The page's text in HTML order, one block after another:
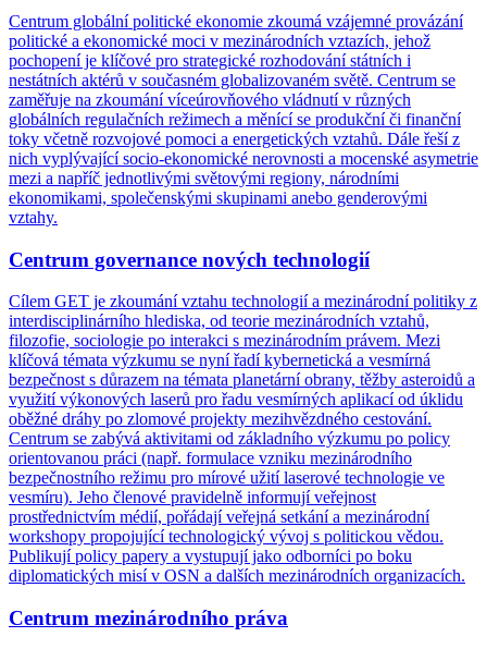
Centrum globální politické ekonomie zkoumá vzájemné provázání
politické a ekonomické moci v mezinárodních vztazích, jehož
pochopení je klíčové pro strategické rozhodování státních i
nestátních aktérů v současném globalizovaném světě. Centrum se
zaměřuje na zkoumání víceúrovňového vládnutí v různých
globálních regulačních režimech a měnící se produkční či finanční
toky včetně rozvojové pomoci a energetických vztahů. Dále řeší z
nich vyplývající socio-ekonomické nerovnosti a mocenské asymetrie
mezi a napříč jednotlivými světovými regiony, národními
ekonomikami, společenskými skupinami anebo genderovými
vztahy.
Centrum governance nových technologií
Cílem GET je zkoumání vztahu technologií a mezinárodní politiky z
interdisciplinárního hlediska, od teorie mezinárodních vztahů,
filozofie, sociologie po interakci s mezinárodním právem. Mezi
klíčová témata výzkumu se nyní řadí kybernetická a vesmírná
bezpečnost s důrazem na témata planetární obrany, těžby asteroidů a
využití výkonových laserů pro řadu vesmírných aplikací od úklidu
oběžné dráhy po zlomové projekty mezihvězdného cestování.
Centrum se zabývá aktivitami od základního výzkumu po policy
orientovanou práci (např. formulace vzniku mezinárodního
bezpečnostního režimu pro mírové užití laserové technologie ve
vesmíru). Jeho členové pravidelně informují veřejnost
prostřednictvím médií, pořádají veřejná setkání a mezinárodní
workshopy propojující technologický vývoj s politickou vědou.
Publikují policy papery a vystupují jako odborníci po boku
diplomatických misí v OSN a dalších mezinárodních organizacích.
Centrum mezinárodního práva